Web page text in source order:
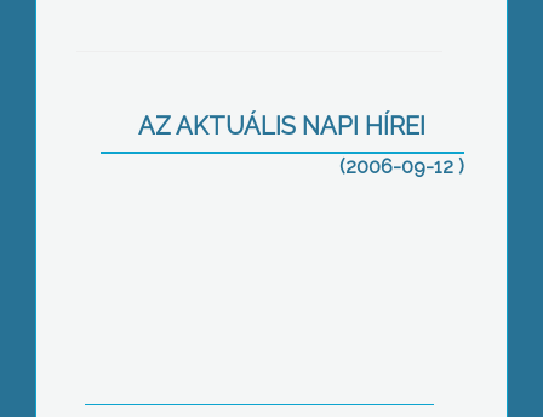
AZ AKTUÁLIS NAPI HÍREI
(2006-09-12 )
Jászárokszállási sírrongálás